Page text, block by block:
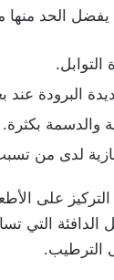
يفضل الحد منها
البرودة
والدسمة بكثرة.
لدى من
على
الدافئة التي
الترطيب.